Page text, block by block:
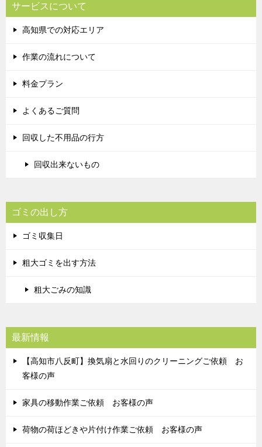
サービスについて
高知県での対応エリア
作業の流れについて
料金プラン
よくあるご質問
回収した不用品の行方
回収出来ないもの
ゴミの出し方
ゴミ収集日
粗大ゴミを出す方法
粗大ごみの知識
最新情報
【高知市八反町】換気扇と水回りのクリーニングご依頼 お
客様の声
家具の移動作業ご依頼 お客様の声
荷物の荷ほどきや片付け作業ご依頼 お客様の声